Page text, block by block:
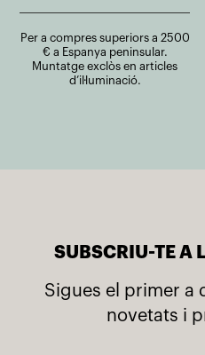
Per a compres superiors a 2500
€ a Espanya peninsular.
Muntatge exclòs en articles
d’il·luminació.
SUBSCRIU-TE A
Sigues el primer a
novetats i